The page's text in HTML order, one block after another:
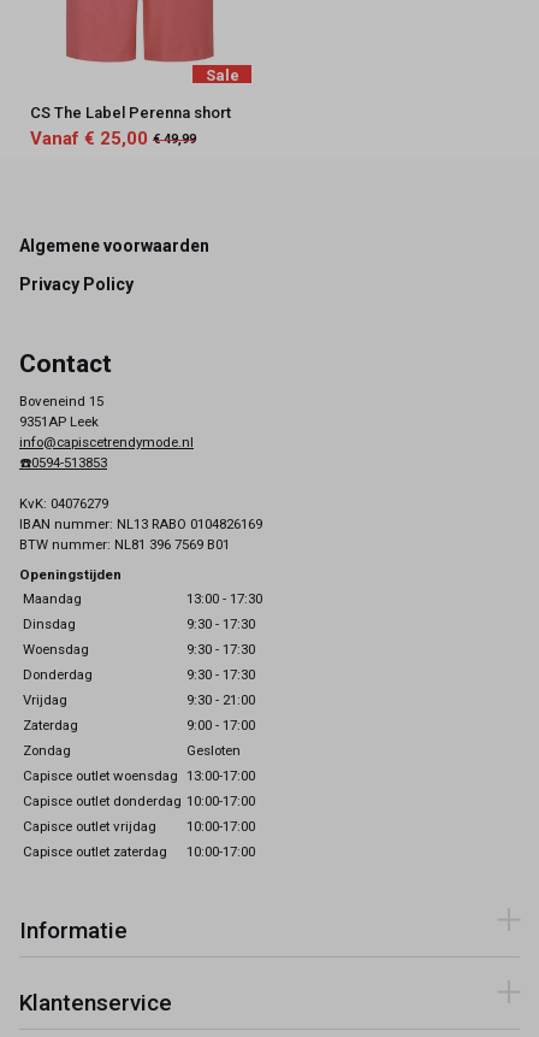
Sale
CS The Label Perenna short
Vanaf € 25,00 € 49,99
Footer
Algemene voorwaarden
Privacy Policy
Contact
Boveneind 15
9351AP Leek
info@capiscetrendymode.nl
☎️0594-513853
KvK: 04076279
IBAN nummer: NL13 RABO 0104826169
BTW nummer: NL81 396 7569 B01
Openingstijden
Maandag
13:00 - 17:30
Dinsdag
9:30 - 17:30
Woensdag
9:30 - 17:30
Donderdag
9:30 - 17:30
Vrijdag
9:30 - 21:00
Zaterdag
9:00 - 17:00
Zondag
Gesloten
Capisce outlet woensdag 13:00-17:00
Capisce outlet donderdag 10:00-17:00
Capisce outlet vrijdag
10:00-17:00
Capisce outlet zaterdag
10:00-17:00
Informatie
Klantenservice